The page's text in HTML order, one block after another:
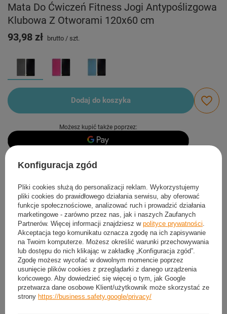
Mata Do Ćwiczeń Fitness Jogi Antypoślizgowa
Klubowa Z Otworami 120x60 cm
93,98 zł brutto / szt.
Dodaj do koszyka
Możesz kupić także poprzez:
Produkt dostępny Wysyłka
30 dni na łatwy zwrot
Ten produkt nie jest dostępny w sklepie stacjonarnym
Bezpieczne zakupy
Darmowa dostawa do paczkomatu lub punktu
odbioru
Smile - dostawy ze sklepów internetowych przy zamówieniu od50,00 zł
są za
darmo
Więcej informacji.
Konfiguracja zgód
Pliki cookies służą do personalizacji reklam. Wykorzystujemy
pliki cookies do prawidłowego działania serwisu, aby oferować
funkcje społecznościowe, analizować ruch i prowadzić działania
marketingowe - zarówno przez nas, jak i naszych Zaufanych
Partnerów. Więcej informacji znajdziesz w polityce prywatności
Akceptacja tego komunikatu oznacza zgodę na ich zapisywanie
na Twoim komputerze. Możesz określić warunki przechowywania
lub dostępu do nich klikając w zakładkę „Konfiguracja zgód”.
Zgodę możesz wycofać w dowolnym momencie poprzez
usunięcie plików cookies z przeglądarki z danego urządzenia
końcowego. Aby dowiedzieć się więcej o tym, jak Google
przetwarza dane osobowe Klient/użytkownik może skorzystać ze
strony https://business.safety.google/privacy/